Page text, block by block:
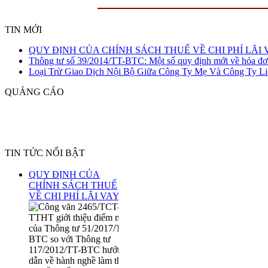
TIN MỚI
QUY ĐỊNH CỦA CHÍNH SÁCH THUẾ VỀ CHI PHÍ LÃI
Thông tư số 39/2014/TT-BTC: Một số quy định mới về hóa
Loại Trừ Giao Dịch Nội Bộ Giữa Công Ty Mẹ Và Công Ty
QUẢNG CÁO
TIN TỨC NỔI BẬT
QUY ĐỊNH CỦA
CHÍNH SÁCH THUẾ
VỀ CHI PHÍ LÃI VAY